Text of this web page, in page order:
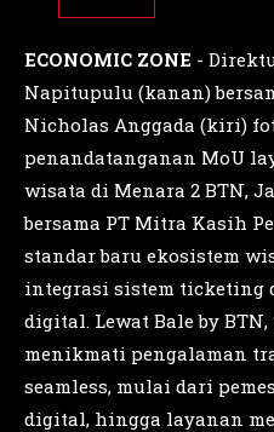
ECONOMIC ZONE -
Napitupulu (kanan)
Nicholas Anggada (kiri)
penandatanganan MoU
wisata di Menara 2 BTN,
bersama PT Mitra Kasih
standar baru ekosistem
integrasi sistem ticketing
digital. Lewat Bale by
menikmati pengalaman
seamless, mulai dari
digital, hingga layanan